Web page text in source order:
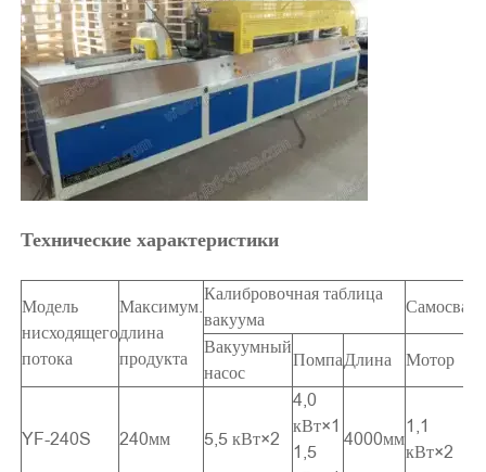
Технические характеристики
Модель
нисходящего
потока
Максимум.
длина
продукта
Калибровочная таблица
вакуума
Самосвал
Вакуумный
насос
ПомпаДлина Мотор
YF-240S 240мм 5,5 кВт×2
4,0
кВт×1
1,5
4000мм
1,1
кВт×2